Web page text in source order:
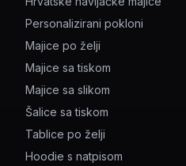
Personalizirani pokloni
Majice po želji
Majice sa tiskom
Majice sa slikom
Šalice sa tiskom
Tablice po želji
Hoodie s natpisom